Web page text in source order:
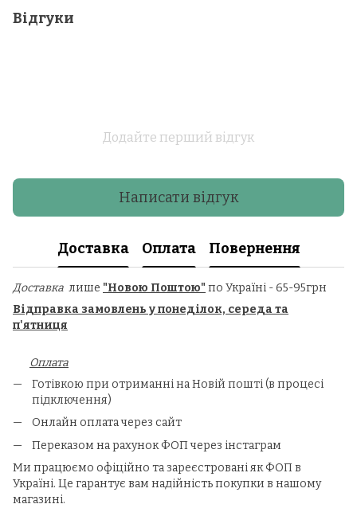
Відгуки
Додайте перший відгук
Написати відгук
Доставка Оплата Повернення
Доставка лише "Новою Поштою"по Україні - 65-95грн
Відправка замовлень у понеділок, середа та
п'ятниця
Оплата
Готівкою при отриманні на Новій пошті (в процесі
підключення)
Онлайн оплата через сайт
Переказом на рахунок ФОП через інстаграм
Ми працюємо офіційно та зареєстровані як ФОП в
Україні. Це гарантує вам надійність покупки в нашому
магазині.